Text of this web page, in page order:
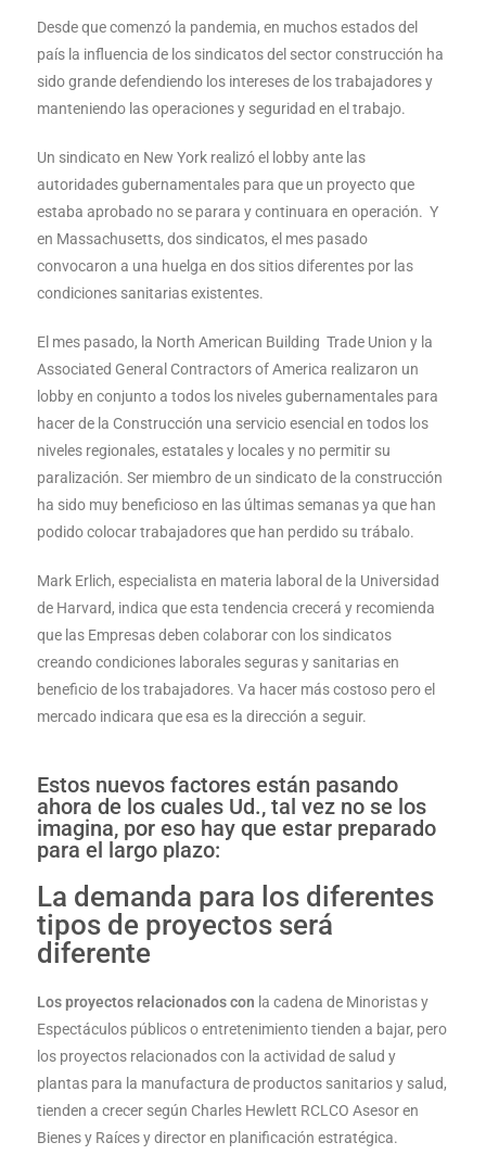
Desde que comenzó la pandemia, en muchos estados del
país la influencia de los sindicatos del sector construcción ha
sido grande defendiendo los intereses de los trabajadores y
manteniendo las operaciones y seguridad en el trabajo.
Un sindicato en New York realizó el lobby ante las
autoridades gubernamentales para que un proyecto que
estaba aprobado no se parara y continuara en operación. Y
en Massachusetts, dos sindicatos, el mes pasado
convocaron a una huelga en dos sitios diferentes por las
condiciones sanitarias existentes.
El mes pasado, la North American Building Trade Union y la
Associated General Contractors of America realizaron un
lobby en conjunto a todos los niveles gubernamentales para
hacer de la Construcción una servicio esencial en todos los
niveles regionales, estatales y locales y no permitir su
paralización. Ser miembro de un sindicato de la construcción
ha sido muy beneficioso en las últimas semanas ya que han
podido colocar trabajadores que han perdido su trábalo.
Mark Erlich, especialista en materia laboral de la Universidad
de Harvard, indica que esta tendencia crecerá y recomienda
que las Empresas deben colaborar con los sindicatos
creando condiciones laborales seguras y sanitarias en
beneficio de los trabajadores. Va hacer más costoso pero el
mercado indicara que esa es la dirección a seguir.
Estos nuevos factores están pasando
ahora de los cuales Ud., tal vez no se los
imagina, por eso hay que estar preparado
para el largo plazo:
La demanda para los diferentes
tipos de proyectos será
diferente
Los proyectos relacionados con la cadena de Minoristas y
Espectáculos públicos o entretenimiento tienden a bajar, pero
los proyectos relacionados con la actividad de salud y
plantas para la manufactura de productos sanitarios y salud,
tienden a crecer según Charles Hewlett RCLCO Asesor en
Bienes y Raíces y director en planificación estratégica.